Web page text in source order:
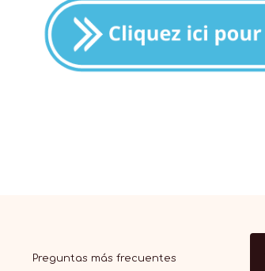
Preguntas más frecuentes